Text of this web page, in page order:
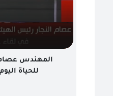
المهندس عصام
للحياة